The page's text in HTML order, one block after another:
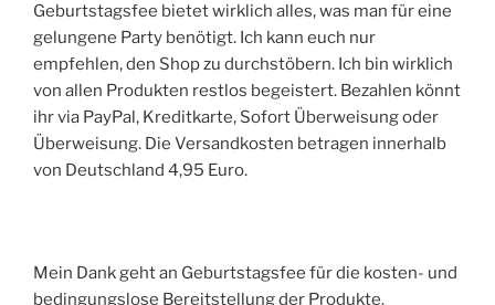
Geburtstagsfee bietet wirklich alles, was man für eine
gelungene Party benötigt. Ich kann euch nur
empfehlen, den Shop zu durchstöbern. Ich bin wirklich
von allen Produkten restlos begeistert. Bezahlen könnt
ihr via PayPal, Kreditkarte, Sofort Überweisung oder
Überweisung. Die Versandkosten betragen innerhalb
von Deutschland 4,95 Euro.
Mein Dank geht an Geburtstagsfee für die kosten- und
bedingungslose Bereitstellung der Produkte.